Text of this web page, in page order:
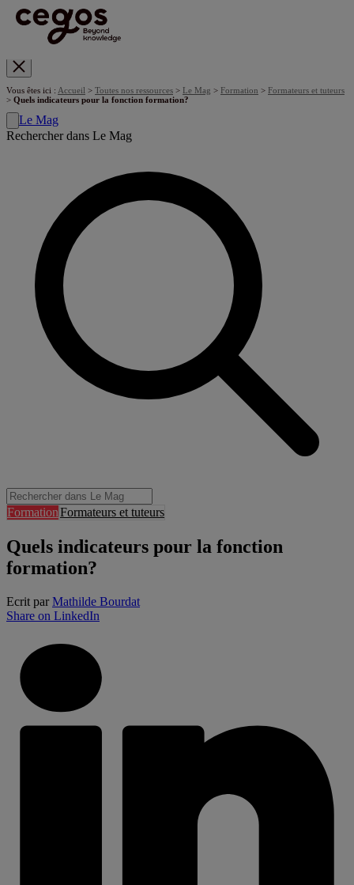
Vous êtes ici : Accueil > Toutes nos ressources > Le Mag > Formation > Formateurs et tuteurs
> Quels indicateurs pour la fonction formation?
Le Mag
Rechercher dans Le Mag
FormationFormateurs et tuteurs
Quels indicateurs pour la fonction
formation?
Ecrit parMathilde Bourdat
Share on LinkedIn